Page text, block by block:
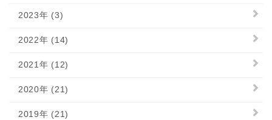
2023年 (3)
2022年 (14)
2021年 (12)
2020年 (21)
2019年 (21)